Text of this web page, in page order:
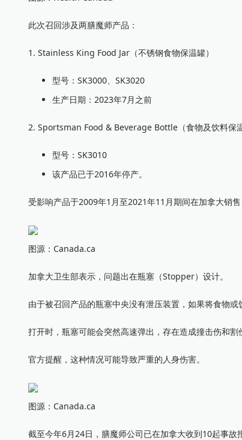
此次召回涉及两膳魔师产品：
1. Stainless King Food Jar（不锈钢食物保温罐）
型号：SK3000、SK3020
生产日期：2023年7月之前
2. Sportsman Food & Beverage Bottle（食物及饮料保温
型号：SK3010
该产品已于2016年停产。
受影响产品于2009年1月至2021年11月期间在加拿大销售
图源：Canada.ca
加拿大卫生部表示，问题出在瓶塞（Stopper）设计。
由于被召回产品的瓶塞中央没有泄压装置，如果将食物
打开时，瓶塞可能会突然高速弹出，存在造成撞击伤和割
官方提醒，这种情况可能导致严重的人身伤害。
图源：Canada.ca
截至今年6月24日，膳魔师公司已在加拿大收到10起事故